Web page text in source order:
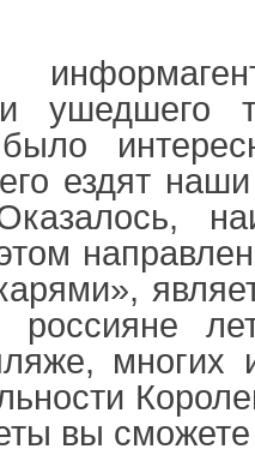
ушедшего
ездят
россияне
многих
вы